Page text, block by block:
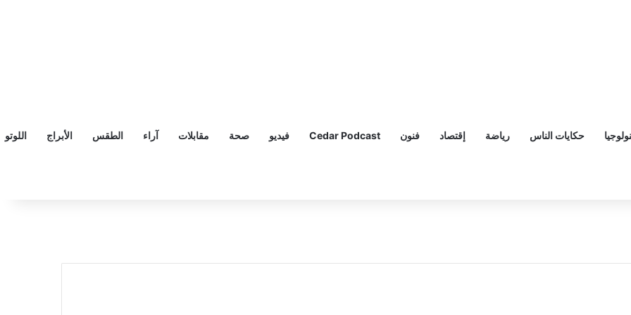
حكايات الناس رياضة إقتصاد فنون Cedar Podcast فيديو صحة مقابلات آراء الطقس الأبراج اللوتو